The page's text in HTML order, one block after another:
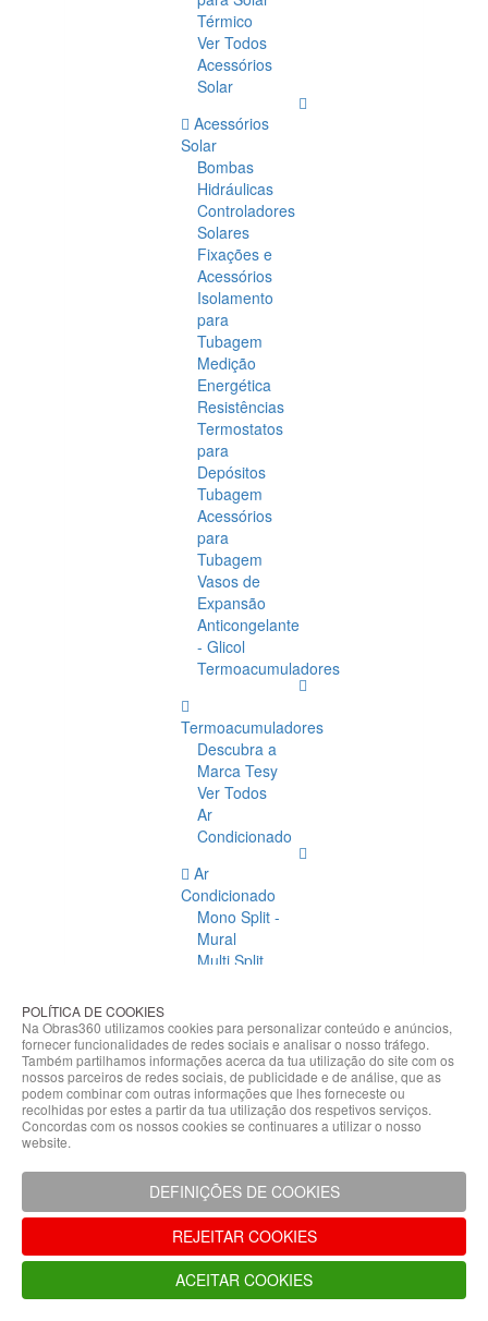
Térmico
Ver Todos
Acessórios
Solar
Acessórios
Solar
Bombas
Hidráulicas
Controladores
Solares
Fixações e
Acessórios
Isolamento
para
Tubagem
Medição
Energética
Resistências
Termostatos
para
Depósitos
Tubagem
Acessórios
para
Tubagem
Vasos de
Expansão
Anticongelante
- Glicol
Termoacumuladores
Termoacumuladores
Descubra a
Marca Tesy
Ver Todos
Ar
Condicionado
Ar
Condicionado
Mono Split -
Mural
Multi Split
Condicionado
Acessórios
Climatização
Acessórios
Climatização
Hidráulicas
Controladores
Fixações e
Acessórios
Isolamento
para
Tubagem
POLÍTICA DE COOKIES
Na Obras360 utilizamos cookies para personalizar conteúdo e anúncios,
fornecer funcionalidades de redes sociais e analisar o nosso tráfego.
Também partilhamos informações acerca da tua utilização do site com os
nossos parceiros de redes sociais, de publicidade e de análise, que as
podem combinar com outras informações que lhes forneceste ou
recolhidas por estes a partir da tua utilização dos respetivos serviços.
Concordas com os nossos cookies se continuares a utilizar o nosso
website.
DEFINIÇÕES DE COOKIES
REJEITAR COOKIES
ACEITAR COOKIES